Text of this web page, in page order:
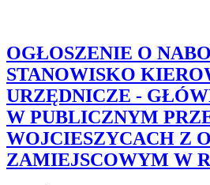
OGŁOSZENIE O
STANOWISKO
URZĘDNICZE -
W PUBLICZNYM
WOJCIESZYCACH Z
ZAMIEJSCOWYM W